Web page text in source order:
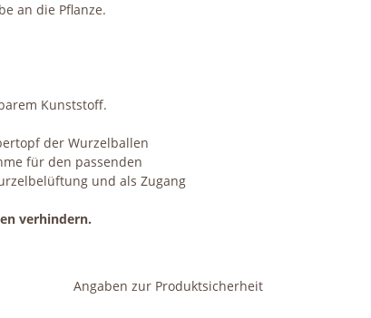
an die Pflanze.
Kunststoff.
der Wurzelballen
für den passenden
und als Zugang
verhindern.
Angaben zur Produktsicherheit